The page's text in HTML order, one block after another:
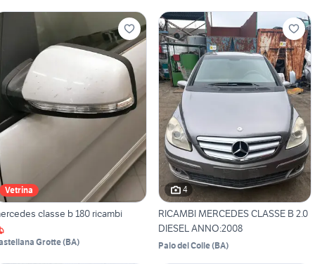
Vetrina
classe b 180 ricambi
Grotte(BA)
4
RICAMBI MERCEDES CLASSE B 2.0
DIESEL ANNO:2008
Palo del Colle(BA)